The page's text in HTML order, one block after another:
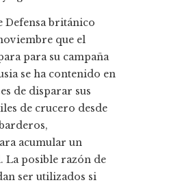
Defensa británico
que el
para su campaña
se ha contenido en
de disparar sus
de crucero desde
acumular un
La posible razón de
ser utilizados si